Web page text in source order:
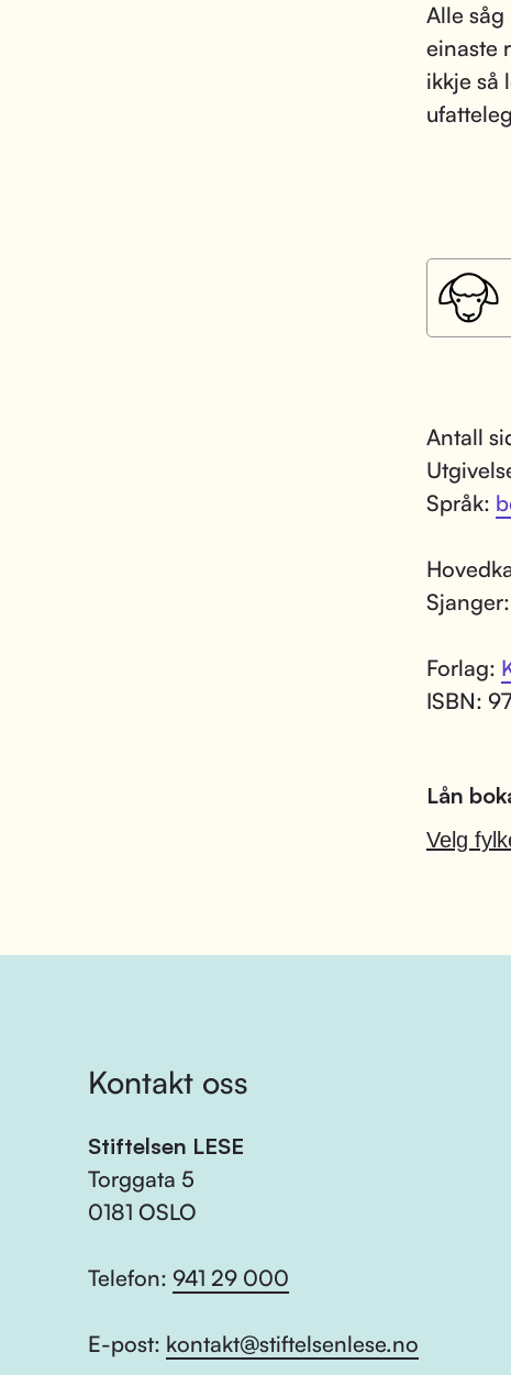
Alle
einaste
ikkje så
Antall
Språk:
Sjanger:
Forlag:
ISBN:
Lån
Velg
Kontakt oss
Stiftelsen LESE
Torggata 5
0181 OSLO
Telefon: 941 29 000
E-post: kontakt@stiftelsenlese.no